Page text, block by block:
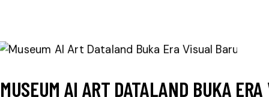
MUSEUM AI ART DATALAND BUKA